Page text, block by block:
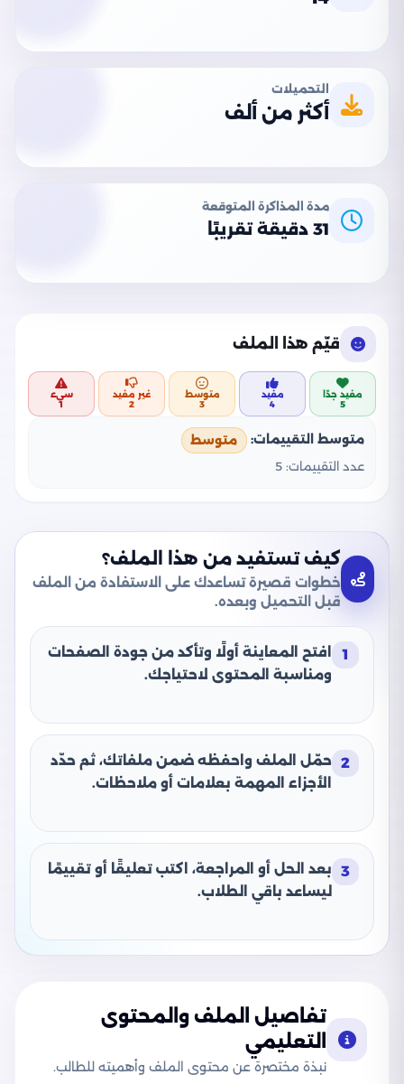
التحميلات
أكثر من ألف
مدة المذاكرة المتوقعة
31 دقيقة تقريبًا
قيّم هذا الملف
مفيد جدًا
5
مفيد
4
متوسط
3
غير مفيد
2
سيء
1
متوسط التقييمات:
متوسط
عدد التقييمات: 5
كيف تستفيد من هذا الملف؟
خطوات قصيرة تساعدك على الاستفادة من الملف
قبل التحميل وبعده.
1
افتح المعاينة أولًا وتأكد من جودة الصفحات
ومناسبة المحتوى لاحتياجك.
2 حمّل الملف واحفظه ضمن ملفاتك، ثم حدّد
الأجزاء المهمة بعلامات أو ملاحظات.
3
بعد الحل أو المراجعة، اكتب تعليقًا أو تقييمًا
ليساعد باقي الطلاب.
تفاصيل الملف والمحتوى
التعليمي
نبذة مختصرة عن محتوى الملف وأهميته للطالب.